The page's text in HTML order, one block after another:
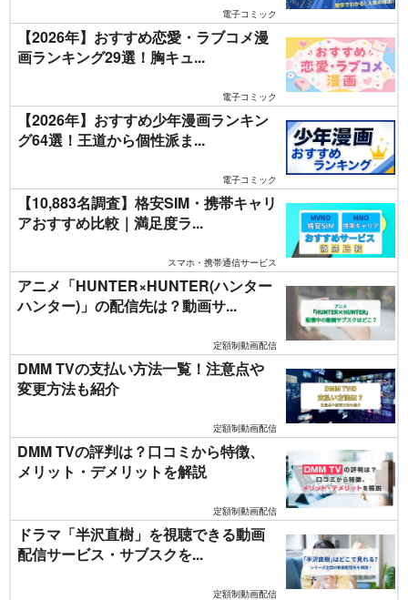
電子コミック
【2026年】おすすめ恋愛・ラブコメ漫
画ランキング29選！胸キュ...
電子コミック
【2026年】おすすめ少年漫画ランキン
グ64選！王道から個性派ま...
電子コミック
【10,883名調査】格安SIM・携帯キャリ
アおすすめ比較｜満足度ラ...
スマホ・携帯通信サービス
アニメ「HUNTER×HUNTER(ハンター
ハンター)」の配信先は？動画サ...
定額制動画配信
DMM TVの支払い方法一覧！注意点や
変更方法も紹介
定額制動画配信
DMM TVの評判は？口コミから特徴、
メリット・デメリットを解説
定額制動画配信
ドラマ「半沢直樹」を視聴できる動画
配信サービス・サブスクを...
定額制動画配信